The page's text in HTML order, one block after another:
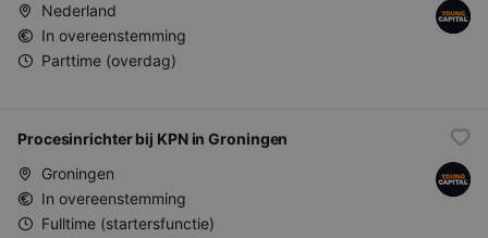
Nederland
In overeenstemming
Parttime (overdag)
Procesinrichter bij KPN in Groningen
Groningen
In overeenstemming
Fulltime (startersfunctie)